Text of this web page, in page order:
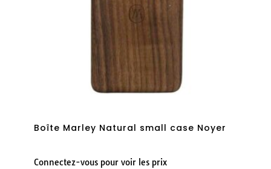
Boîte Marley Natural small case Noyer
Connectez-vous pour voir les prix